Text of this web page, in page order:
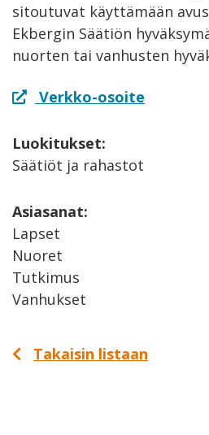
sitoutuvat käyttämään
Ekbergin Säätiön
nuorten tai vanhusten
Verkko-osoite
Luokitukset:
Säätiöt ja rahastot
Asiasanat:
Lapset
Nuoret
Tutkimus
Vanhukset
Takaisin listaan